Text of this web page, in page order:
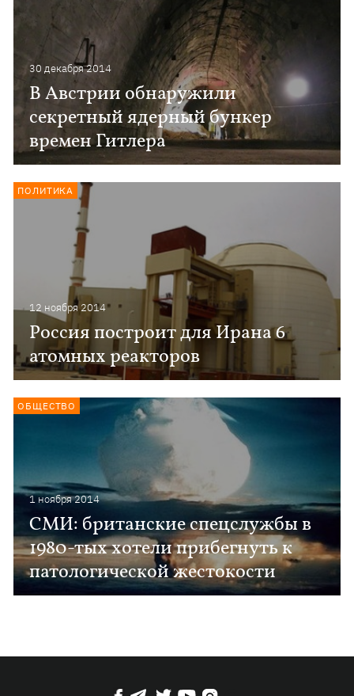
30 декабря 2014
В Австрии обнаружили
секретный ядерный бункер
времен Гитлера
12 ноября 2014
Россия построит для Ирана 6
атомных реакторов
ПОЛИТИКА
1 ноября 2014
СМИ: британские спецслужбы в
1980-тых хотели прибегнуть к
патологической жестокости
ОБЩЕСТВО